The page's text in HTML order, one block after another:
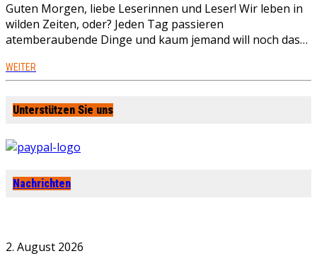
Guten Morgen, liebe Leserinnen und Leser! Wir leben in
wilden Zeiten, oder? Jeden Tag passieren
atemberaubende Dinge und kaum jemand will noch das…
WEITER
Unterstützen Sie uns
Nachrichten
2. August 2026